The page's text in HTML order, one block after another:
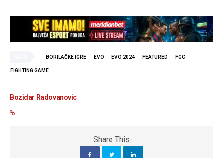
BORILAČKE IGRE EVO EVO 2024 FEATURED FGC
FIGHTING GAME
Bozidar Radovanovic
Share This